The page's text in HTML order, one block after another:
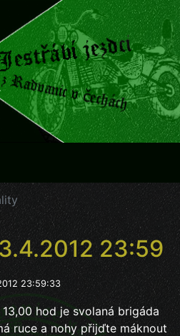
23:59
23:59:33
hod je svolaná brigáda
ruce a nohy přijďte máknout